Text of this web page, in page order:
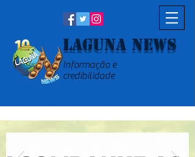
Laguna News
Informação e
credibilidade